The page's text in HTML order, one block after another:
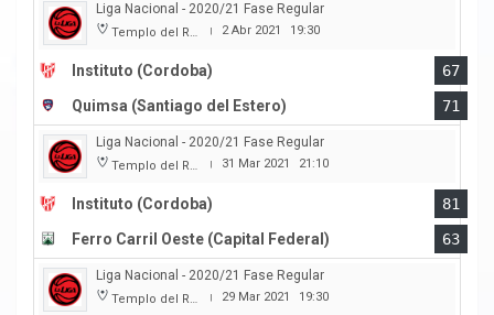
Liga Nacional - 2020/21 Fase Regular
Templo del Rock | 2 Abr 2021 19:30
Instituto (Cordoba)
67
Quimsa (Santiago del Estero)
71
Liga Nacional - 2020/21 Fase Regular
Templo del Rock | 31 Mar 2021 21:10
Instituto (Cordoba)
81
Ferro Carril Oeste (Capital Federal)
63
Liga Nacional - 2020/21 Fase Regular
Templo del Rock | 29 Mar 2021 19:30